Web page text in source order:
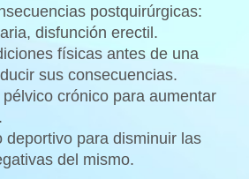
postquirúrgicas:
disfunción erectil.
físicas antes de una
sus consecuencias.
crónico para aumentar
deportivo para disminuir las
del mismo.